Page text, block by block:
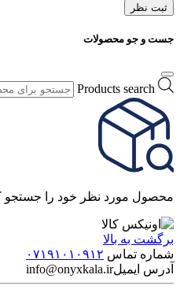
ثبت نظر
جست و جو محصولات
Products search
محصول مورد نظر خود را جستجو
برگشت به بالا
شماره تماس ۰۷۱۹۱۰۱۰۹۱۲
آدرس ایمیلinfo@onyxkala.ir